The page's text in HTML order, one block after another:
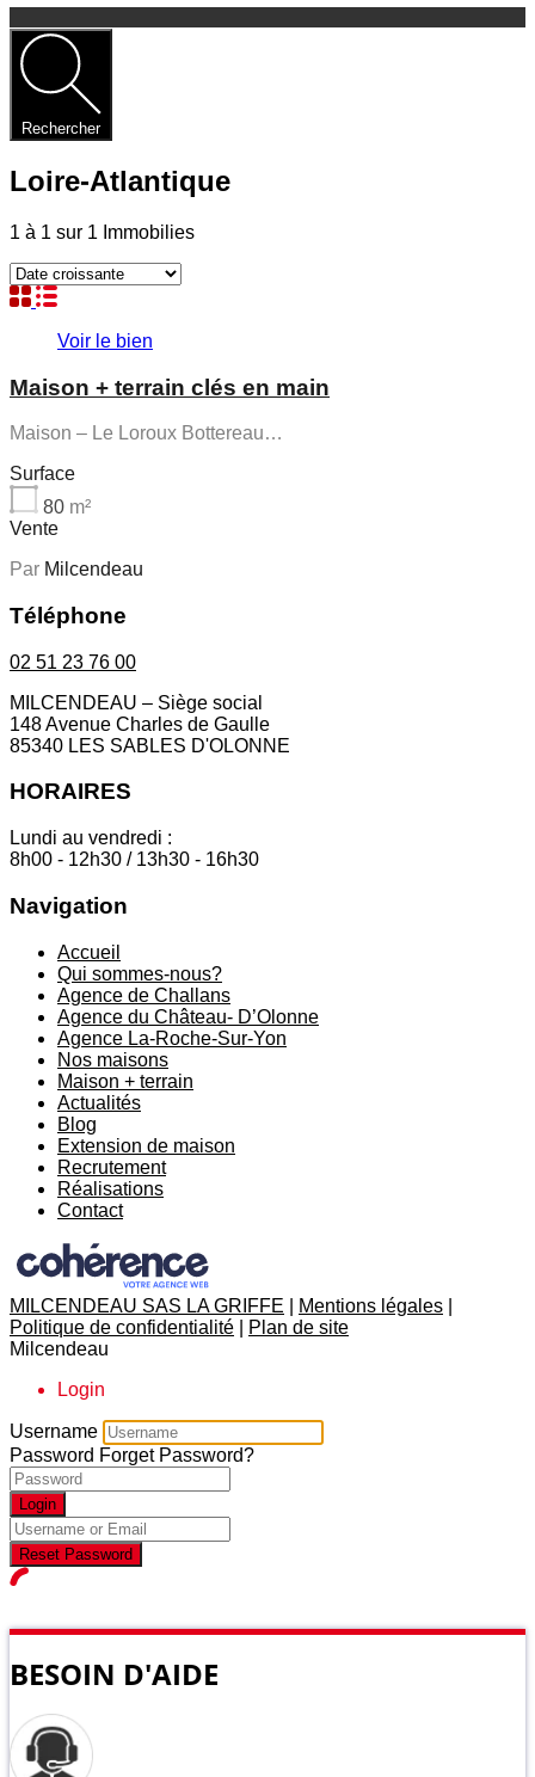
Rechercher
Loire-Atlantique
1 à 1 sur 1 Immobilies
Voir le bien
Maison + terrain clés en main
Maison – Le Loroux Bottereau…
Surface
80 m²
Vente
Par Milcendeau
Téléphone
02 51 23 76 00
MILCENDEAU – Siège social
148 Avenue Charles de Gaulle
85340 LES SABLES D'OLONNE
HORAIRES
Lundi au vendredi :
8h00 - 12h30 / 13h30 - 16h30
Navigation
Accueil
Qui sommes-nous?
Agence de Challans
Agence du Château- D’Olonne
Agence La-Roche-Sur-Yon
Nos maisons
Maison + terrain
Actualités
Blog
Extension de maison
Recrutement
Réalisations
Contact
MILCENDEAU SAS LA GRIFFE Mentions légales
Politique de confidentialité
Plan de site
Milcendeau
Login
Username
Password Forget Password?
Login
Reset Password
BESOIN D'AIDE